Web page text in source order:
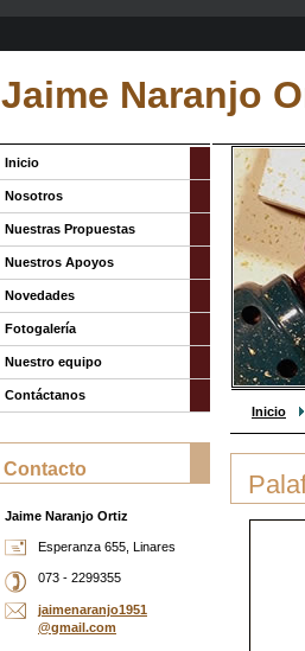
Jaime Naranjo
Inicio
Inicio
Nosotros
Nuestras Propuestas
Nuestros Apoyos
Novedades
Fotogalería
Nuestro equipo
Contáctanos
Contacto
Jaime Naranjo Ortiz
Esperanza 655, Linares
073 - 2299355
jaimenaranjo1951
@gmail.com